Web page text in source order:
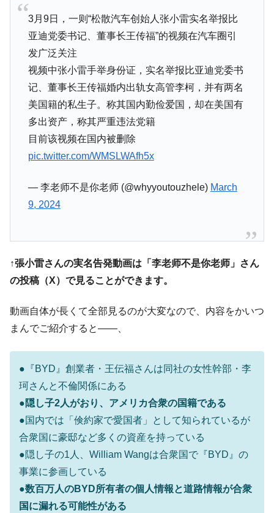
他人事のような発言。
『Money1』
韓国半導体『SKハイニックス』2026年2Qの
業績「史上最高益」当期純利益は前年同期比13.4倍に。
『Money1』
韓国･加徳島新国際空港「またも暗礁」の危
機 ⇒ 10.7兆では損が出るからできない。
『Money1』
【速報】韓国株式市場の暴落・本日07月29
日(水)もサイドカー・サーキットブレイカーの二段コンボ
発動！
『Money1』
IT産業は人を雇用する効果は低い。全産業の
半分未満しか雇用を生まない
のは政界の責任だ」
『Money1』
『Money1』
韓国化学企業最大手『ロッテケミカル』純
借入金が約8兆。信用格付け「ネガティブ」にダウン
『Money1』
韓国株式市場･暗黒の火曜日。サーキットブ
Fact1
日本の誇る海洋資源調査船『白嶺』は先進技術の
塊！
Fact1 奇跡の毛色「白毛馬」とは？
Fact1
全て勝つといくら？ 競馬GI競走で勝利騎手がもら
える賞金とは？
Fact1 平成仮面ライダーの意外すぎるモチーフとは？
Fact1
発表から2日で大崩壊、鳴かず飛ばずに終わりそう
なスーパーリーグとは？
Fact1
日本人マスターズ挑戦の歴史。松山以前に最高位
3月9日，一则“松散汽车创始人张小雷实名举报比
亚迪党委书记、董事长王传福”的视频在汽车圈引
发广泛关注
视频中张小雷手举身份证，实名举报比亚迪党委书
记、董事长王传福婚内出轨女高管李柯，并有两名
美国籍的私生子。称其国内勤俭爱国，却在美国有
多出资产，称其严重违法党籍
目前该视频在国内被删除
pic.twitter.com/WMSLWAfh5x
— 李老师不是你老师 (@whyyoutouzhele) March
9, 2024
↑張小雷さんの実名告発動画は「李老师不是你老师」さん
の投稿（X）で見ることができます。
動画自体が長くて全部見るのが大変なので、内容をかいつ
まんでご紹介すると――、
●『BYD』創業者・王伝福さんは同社の女性幹部・李
珂さんと不倫関係にある
●隠し子2人がおり、アメリカ合衆の国籍である
●国内では「倹約家で愛国者」として知られているが
合衆国に豪邸など多くの資産を持っている
●隠し子の1人、William Wangは合衆国で『BYD』の
事業に参画している
●数百万人のBYD所有者の個人情報と道路情報が合衆
国に漏れる可能性がある